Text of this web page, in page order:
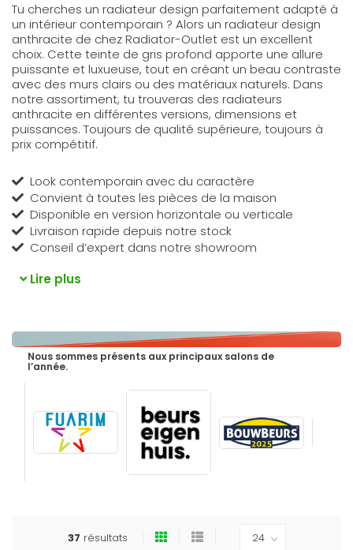
Tu cherches un radiateur design parfaitement adapté à
un intérieur contemporain ? Alors un radiateur design
anthracite de chez Radiator-Outlet est un excellent
choix. Cette teinte de gris profond apporte une allure
puissante et luxueuse, tout en créant un beau contraste
avec des murs clairs ou des matériaux naturels. Dans
notre assortiment, tu trouveras des radiateurs
anthracite en différentes versions, dimensions et
puissances. Toujours de qualité supérieure, toujours à
prix compétitif.
Look contemporain avec du caractère
Convient à toutes les pièces de la maison
Disponible en version horizontale ou verticale
Livraison rapide depuis notre stock
Conseil d’expert dans notre showroom
Lire plus
Nous sommes présents aux principaux salons de
l’année.
37 résultats